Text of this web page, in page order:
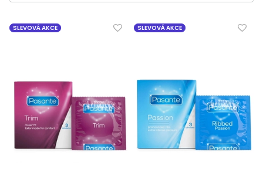
SLEVOVÁ AKCE SLEVOVÁ AKCE